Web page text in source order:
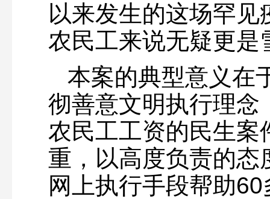
以来发生的这场罕
农民工来说无疑更是
本案的典型意义在
彻善意文明执行理念
农民工工资的民生案
重，以高度负责的态
网上执行手段帮助